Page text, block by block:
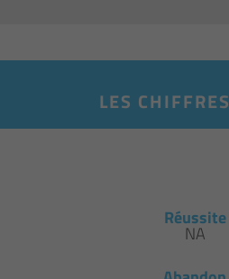
LES CHIFFRES
Réussite
NA